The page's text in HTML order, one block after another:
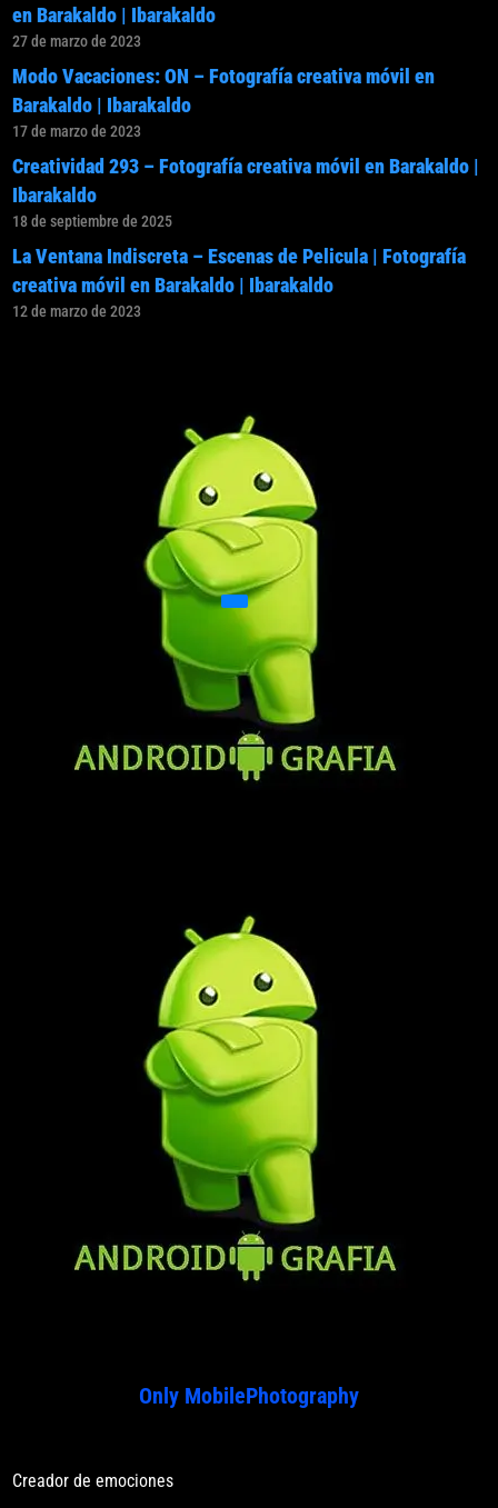
en Barakaldo | Ibarakaldo
27 de marzo de 2023
Modo Vacaciones: ON – Fotografía creativa móvil en
Barakaldo | Ibarakaldo
17 de marzo de 2023
Creatividad 293 – Fotografía creativa móvil en Barakaldo |
Ibarakaldo
18 de septiembre de 2025
La Ventana Indiscreta – Escenas de Pelicula | Fotografía
creativa móvil en Barakaldo | Ibarakaldo
12 de marzo de 2023
Only MobilePhotography
Creador de emociones